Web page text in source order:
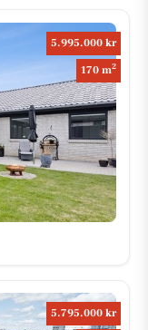
5.995.000 kr
170 m2
5.795.000 kr